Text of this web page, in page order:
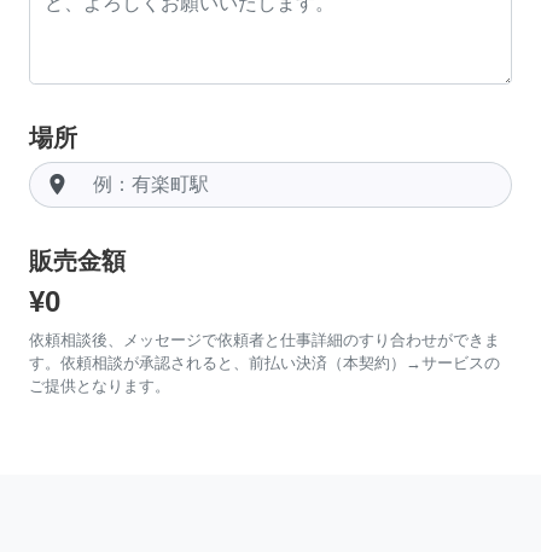
場所
room
販売金額
¥0
依頼相談後、メッセージで依頼者と仕事詳細のすり合わせができま
す。依頼相談が承認されると、前払い決済（本契約）→サービスの
ご提供となります。